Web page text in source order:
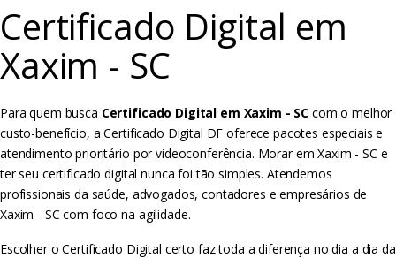
Certificado Digital em
Xaxim - SC
Para quem busca Certificado Digital em Xaxim - SC com o melhor
custo-benefício, a Certificado Digital DF oferece pacotes especiais e
atendimento prioritário por videoconferência. Morar em Xaxim - SC e
ter seu certificado digital nunca foi tão simples. Atendemos
profissionais da saúde, advogados, contadores e empresários de
Xaxim - SC com foco na agilidade.
Escolher o Certificado Digital certo faz toda a diferença no dia a dia da